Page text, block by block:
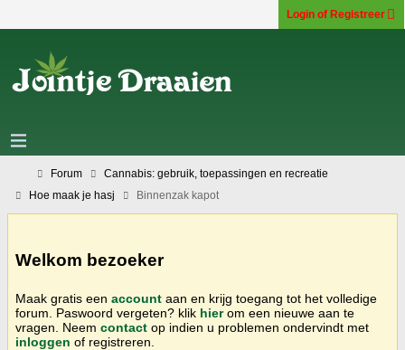
Login of Registreer
Forum
Cannabis: gebruik, toepassingen en recreatie
Hoe maak je hasj
Binnenzak kapot
Welkom bezoeker
Maak gratis een account aan en krijg toegang tot het volledige
forum. Paswoord vergeten? klik hierom een nieuwe aan te
vragen. Neem contact op indien u problemen ondervindt met
inloggen of registreren.